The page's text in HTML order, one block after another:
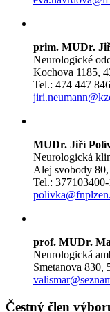
prim. MUDr.
Neurologické
Kochova 1185,
Tel.: 474 447 846
MUDr. Jiří
Neurologická
Alej svobody
Tel.: 377103400-
prof. MUDr.
Neurologická
Smetanova 830,
Čestný člen